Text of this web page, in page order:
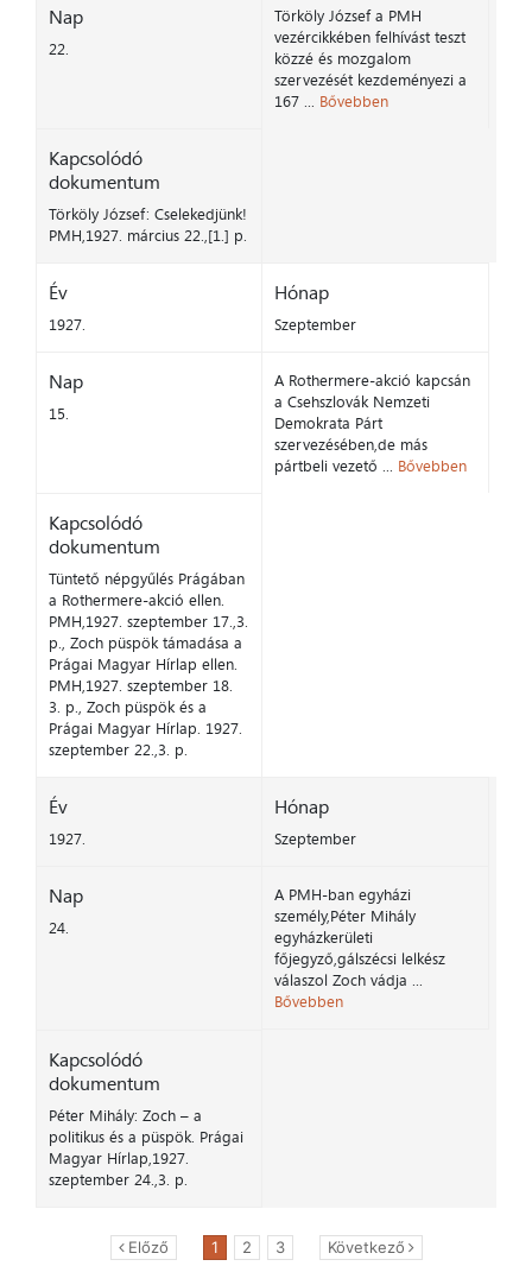
Nap
22.
Törköly József a PMH
vezércikkében felhívást teszt
közzé és mozgalom
szervezését kezdeményezi a
167 ... Bővebben
Kapcsolódó
dokumentum
Törköly József: Cselekedjünk!
PMH,1927. március 22.,[1.] p.
Év
1927.
Hónap
Szeptember
Nap
15.
A Rothermere-akció kapcsán
a Csehszlovák Nemzeti
Demokrata Párt
szervezésében,de más
pártbeli vezető ... Bővebben
Kapcsolódó
dokumentum
Tüntető népgyűlés Prágában
a Rothermere-akció ellen.
PMH,1927. szeptember 17.,3.
p., Zoch püspök támadása a
Prágai Magyar Hírlap ellen.
PMH,1927. szeptember 18.
3. p., Zoch püspök és a
Prágai Magyar Hírlap. 1927.
szeptember 22.,3. p.
Év
1927.
Hónap
Szeptember
Nap
24.
A PMH-ban egyházi
személy,Péter Mihály
egyházkerületi
főjegyző,gálszécsi lelkész
válaszol Zoch vádja ...
Bővebben
Kapcsolódó
dokumentum
Péter Mihály: Zoch – a
politikus és a püspök. Prágai
Magyar Hírlap,1927.
szeptember 24.,3. p.
Előző 1 2 3 Következő